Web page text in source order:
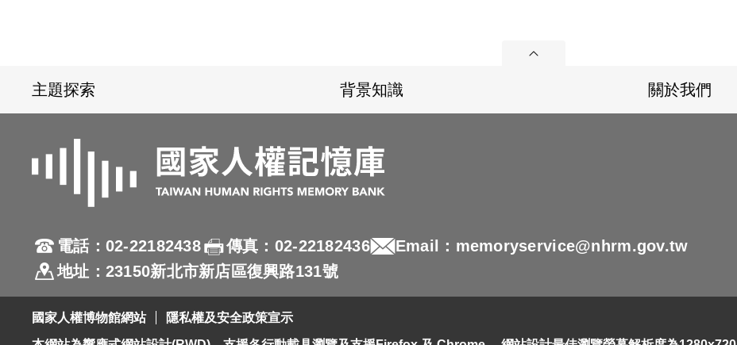
主題探索 背景知識 關於我們
電話：02-22182438 傳真：02-22182436
Email：memoryservice@nhrm.gov.tw
地址：23150新北市新店區復興路131號
國家人權博物館網站
隱私權及安全政策宣示